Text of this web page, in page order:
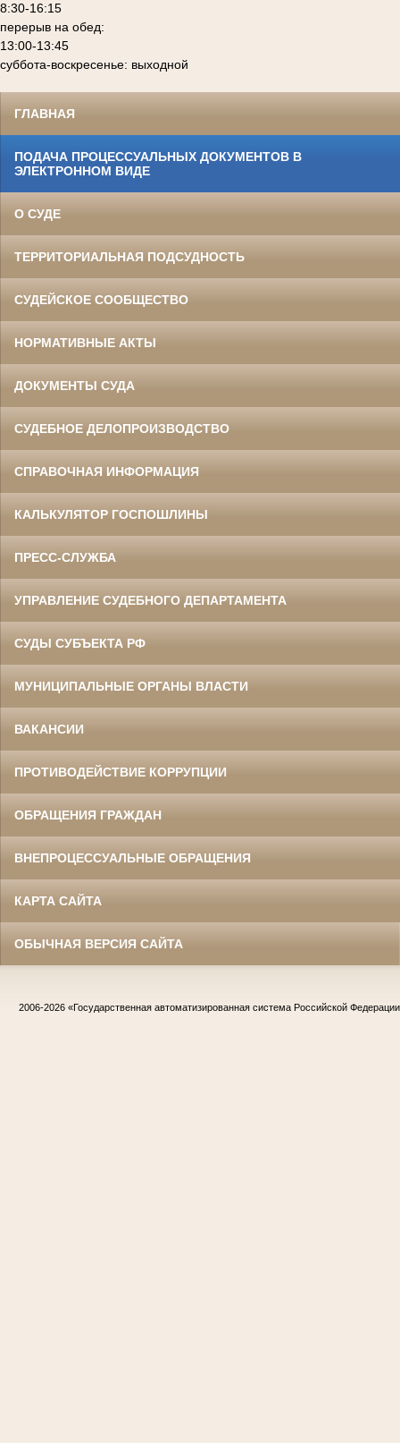
8:30-16:15
перерыв на обед:
13:00-13:45
суббота-воскресенье: выходной
ГЛАВНАЯ
ПОДАЧА ПРОЦЕССУАЛЬНЫХ ДОКУМЕНТОВ В
ЭЛЕКТРОННОМ ВИДЕ
О СУДЕ
ТЕРРИТОРИАЛЬНАЯ ПОДСУДНОСТЬ
СУДЕЙСКОЕ СООБЩЕСТВО
НОРМАТИВНЫЕ АКТЫ
ДОКУМЕНТЫ СУДА
СУДЕБНОЕ ДЕЛОПРОИЗВОДСТВО
СПРАВОЧНАЯ ИНФОРМАЦИЯ
КАЛЬКУЛЯТОР ГОСПОШЛИНЫ
ПРЕСС-СЛУЖБА
УПРАВЛЕНИЕ СУДЕБНОГО ДЕПАРТАМЕНТА
СУДЫ СУБЪЕКТА РФ
МУНИЦИПАЛЬНЫЕ ОРГАНЫ ВЛАСТИ
ВАКАНСИИ
ПРОТИВОДЕЙСТВИЕ КОРРУПЦИИ
ОБРАЩЕНИЯ ГРАЖДАН
ВНЕПРОЦЕССУАЛЬНЫЕ ОБРАЩЕНИЯ
КАРТА САЙТА
ОБЫЧНАЯ ВЕРСИЯ САЙТА
2006-2026 «Государственная автоматизированная система Российской